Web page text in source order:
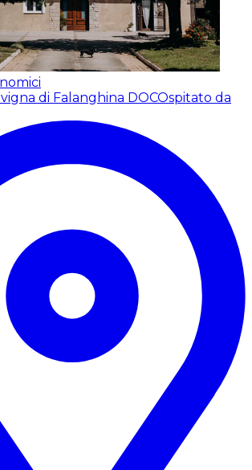
di Falanghina DOCOspitato da